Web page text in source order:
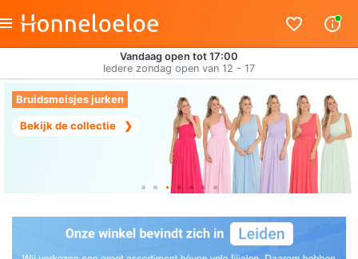
Vandaag open tot 17:00
Iedere zondag open van 12 - 17
Bruidsmeisjes jurken
Bekijk de collectie ❯